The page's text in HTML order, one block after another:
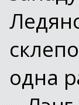
одна